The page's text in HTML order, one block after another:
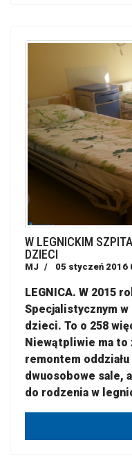
W LEGNICKIM
DZIECI
MJ 05 styczeń 2016
LEGNICA. W 2015
Specjalistycznym w
dzieci. To o 258
Niewątpliwie ma to
remontem
dwuosobowe sale,
do rodzenia w